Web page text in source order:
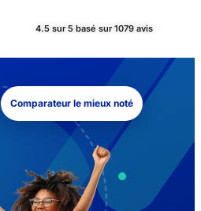
4.5 sur 5 basé sur 1079 avis
Comparateur le mieux noté